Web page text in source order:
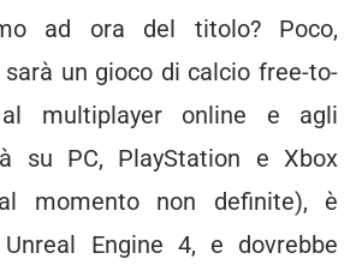
ad ora del titolo? Poco,
sarà un gioco di calcio free-to-
multiplayer online e agli
su PC, PlayStation e Xbox
momento non definite), è
Engine 4, e dovrebbe